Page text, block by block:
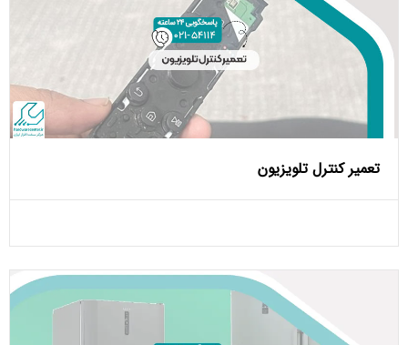
تعمیر کنترل تلویزیون